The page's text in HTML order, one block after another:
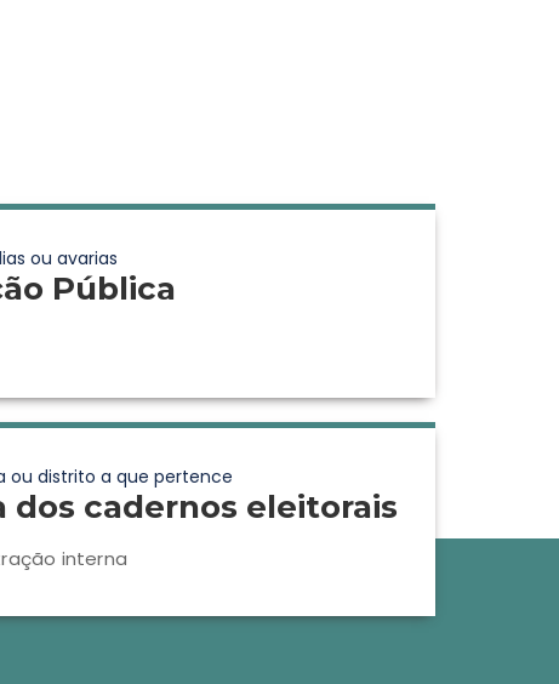
ou avarias
Pública
ou distrito a que pertence
dos cadernos eleitorais
interna